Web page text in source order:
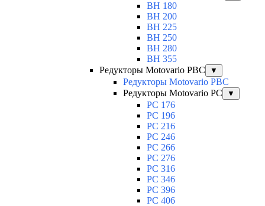
BH 180
BH 200
BH 225
BH 250
BH 280
BH 355
Редукторы Motovario PBC
▼
Редукторы Motovario PBC
Редукторы Motovario PC
▼
PC 176
PC 196
PC 216
PC 246
PC 266
PC 276
PC 316
PC 346
PC 396
PC 406